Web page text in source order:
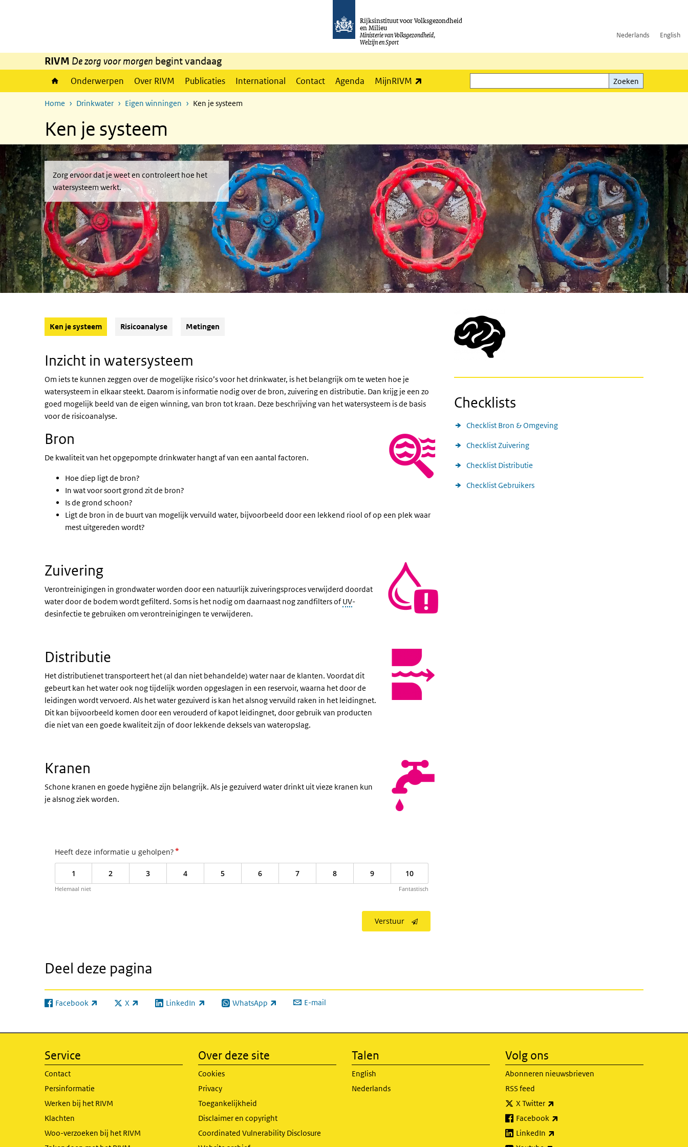
Rijksinstituut voor Volksgezondheid
en Milieu
Ministerie van Volksgezondheid,
Welzijn en Sport
Nederlands English
RIVM De zorg voor morgen begint vandaag
Onderwerpen Over RIVM Publicaties International Contact Agenda MijnRIVM
Zoeken
Zoeken
Home Drinkwater Eigen winningen Ken je systeem
Ken je systeem
Zorg ervoor dat je weet en controleert hoe het
watersysteem werkt.
Ken je systeem(Actieve knop)
Risicoanalyse Metingen
Inzicht in watersysteem
Om iets te kunnen zeggen over de mogelijke risico’s voor het drinkwater, is het belangrijk om te weten hoe je
watersysteem in elkaar steekt. Daarom is informatie nodig over de bron, zuivering en distributie. Dan krijg je een zo
goed mogelijk beeld van de eigen winning, van bron tot kraan. Deze beschrijving van het watersysteem is de basis
voor de risicoanalyse.
Bron
De kwaliteit van het opgepompte drinkwater hangt af van een aantal factoren.
Hoe diep ligt de bron?
In wat voor soort grond zit de bron?
Is de grond schoon?
Ligt de bron in de buurt van mogelijk vervuild water, bijvoorbeeld door een lekkend riool of op een plek waar
mest uitgereden wordt?
Zuivering
Verontreinigingen in grondwater worden door een natuurlijk zuiveringsproces verwijderd doordat
water door de bodem wordt gefilterd. Soms is het nodig om daarnaast nog zandfilters ofUV-
desinfectie te gebruiken om verontreinigingen te verwijderen.
Distributie
Het distributienet transporteert het (al dan niet behandelde) water naar de klanten. Voordat dit
gebeurt kan het water ook nog tijdelijk worden opgeslagen in een reservoir, waarna het door de
leidingen wordt vervoerd. Als het water gezuiverd is kan het alsnog vervuild raken in het leidingnet.
Dit kan bijvoorbeeld komen door een verouderd of kapot leidingnet, door gebruik van producten
die niet van een goede kwaliteit zijn of door lekkende deksels van wateropslag.
Kranen
Schone kranen en goede hygiëne zijn belangrijk. Als je gezuiverd water drinkt uit vieze kranen kun
je alsnog ziek worden.
Heeft deze informatie u geholpen?*
1 2 3 4 5 6 7 8 9 10
Helemaal niet Fantastisch
Verstuur
Checklists
Checklist Bron & Omgeving
Checklist Zuivering
Checklist Distributie
Checklist Gebruikers
Deel deze pagina
Facebook
(externe link) X
(externe link) LinkedIn
(externe link) WhatsApp
(externe link) E-mail
Service
Contact
Persinformatie
Werken bij het RIVM
Klachten
Woo-verzoeken bij het RIVM
Over deze site
Cookies
Privacy
Toegankelijkheid
Disclaimer en copyright
Coordinated Vulnerability Disclosure
Talen
English
Nederlands
Volg ons
Abonneren nieuwsbrieven
RSS feed
X Twitter
Facebook
LinkedIn